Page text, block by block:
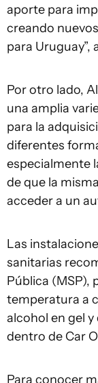
aporte para
creando
para Uruguay”,
Por otro lado,
una amplia
para la
diferentes
especialmente
de que la
acceder a un
Las
sanitarias
Pública (MSP),
temperatura a
alcohol en gel
dentro de Car
Para conocer